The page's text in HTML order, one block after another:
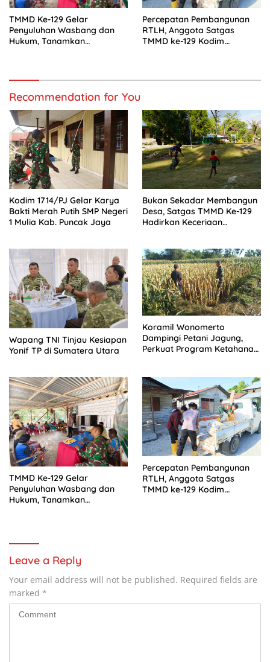
TMMD Ke-129 Gelar
Penyuluhan Wasbang dan
Hukum, Tanamkan
Percepatan Pembangunan
RTLH, Anggota Satgas
TMMD ke-129 Kodim
Recommendation for You
Kodim 1714/PJ Gelar Karya
Bakti Merah Putih SMP Negeri
1 Mulia Kab. Puncak Jaya
Bukan Sekadar Membangun
Desa, Satgas TMMD Ke-129
Hadirkan Keceriaan
Wapang TNI Tinjau Kesiapan
Yonif TP di Sumatera Utara
Koramil Wonomerto
Dampingi Petani Jagung,
Perkuat Program Ketahanan
TMMD Ke-129 Gelar
Penyuluhan Wasbang dan
Hukum, Tanamkan
Percepatan Pembangunan
RTLH, Anggota Satgas
TMMD ke-129 Kodim
Leave a Reply
Your email address will not be published. Required fields are
marked *